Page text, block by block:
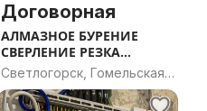
Договорная
АЛМАЗНОЕ БУРЕНИЕ
СВЕРЛЕНИЕ РЕЗКА
БЕТОНА
Светлогорск, Гомельская
область